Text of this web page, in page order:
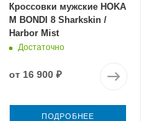
Кроссовки мужские HOKA
M BONDI 8 Sharkskin /
Harbor Mist
Достаточно
от 16 900 ₽
ПОДРОБНЕЕ